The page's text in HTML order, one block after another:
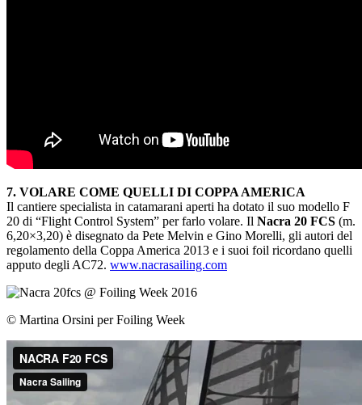
7. VOLARE COME QUELLI DI COPPA AMERICA
Il cantiere specialista in catamarani aperti ha dotato il suo modello F
20 di “Flight Control System” per farlo volare. Il Nacra 20 FCS (m.
6,20×3,20) è disegnato da Pete Melvin e Gino Morelli, gli autori del
regolamento della Coppa America 2013 e i suoi foil ricordano quelli
apputo degli AC72. www.nacrasailing.com
© Martina Orsini per Foiling Week